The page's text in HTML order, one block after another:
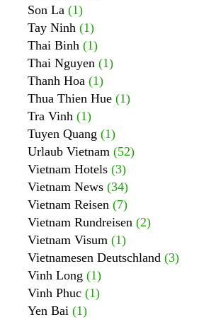
Son La (1)
Tay Ninh (1)
Thai Binh (1)
Thai Nguyen (1)
Thanh Hoa (1)
Thua Thien Hue (1)
Tra Vinh (1)
Tuyen Quang (1)
Urlaub Vietnam (52)
Vietnam Hotels (3)
Vietnam News (34)
Vietnam Reisen (7)
Vietnam Rundreisen (2)
Vietnam Visum (1)
Vietnamesen Deutschland (3)
Vinh Long (1)
Vinh Phuc (1)
Yen Bai (1)